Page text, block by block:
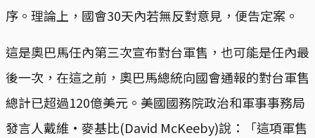
序。理論上，國會30天內若無反對意見，便告定案。
這是奧巴馬任內第三次宣布對台軍售，也可能是任內最
後一次，在這之前，奧巴馬總統向國會通報的對台軍售
總計已超過120億美元。美國國務院政治和軍事事務局
發言人戴維•麥基比(David McKeeby)說：「這項軍售